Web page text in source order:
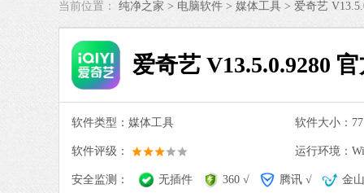
当前位置： 纯净之家 > 电脑软件 > 媒体工具 > 爱奇艺
爱奇艺 V13.5.0.9280
软件类型：媒体工具 软件大小：
软件评级： 运行环境：
安全监测： 无插件 360 √ 腾讯 √ 金